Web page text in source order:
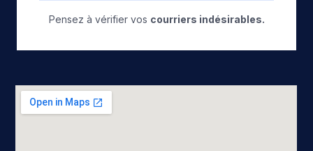
Pensez à vérifier vos courriers indésirables.